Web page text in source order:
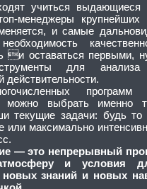
учиться
самые дальновидные управленцы
качественного
и оставаться первыми,
именно ту, которая будет
задачи: будь то фундаментальное
или максимально
— это непрерывный
условия для того, чтобы
знаний и новых